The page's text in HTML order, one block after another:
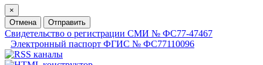
×
Отмена
Отправить
Свидетельство о регистрации СМИ № ФС77-47467
Электронный паспорт ФГИС № ФС77110096